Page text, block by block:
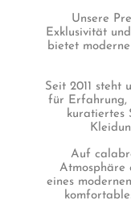
Unsere
Exklusivität
bietet
Seit 2011 steht
für Erfahrung,
kuratiertes
Auf
Atmosphäre
eines